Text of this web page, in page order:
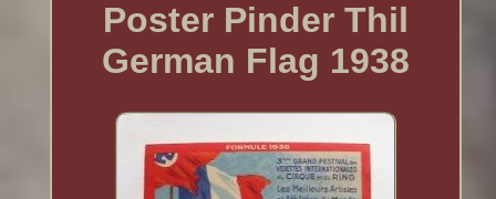
Poster Pinder Thil
German Flag 1938